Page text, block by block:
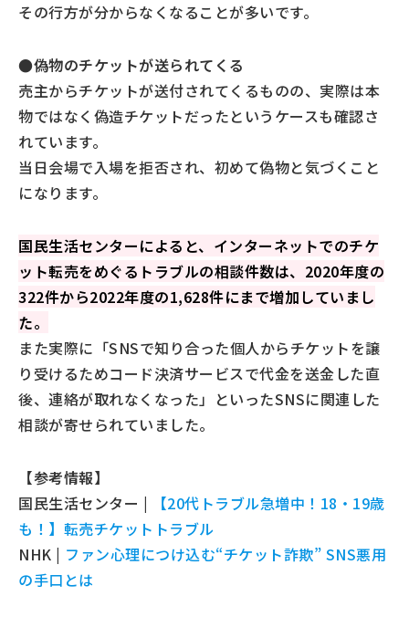
その行方が分からなくなることが多いです。
●偽物のチケットが送られてくる
売主からチケットが送付されてくるものの、実際は本
物ではなく偽造チケットだったというケースも確認さ
れています。
当日会場で入場を拒否され、初めて偽物と気づくこと
になります。
国民生活センターによると、インターネットでのチケ
ット転売をめぐるトラブルの相談件数は、2020年度の
322件から2022年度の1,628件にまで増加していまし
た。
また実際に「SNSで知り合った個人からチケットを譲
り受けるためコード決済サービスで代金を送金した直
後、連絡が取れなくなった」といったSNSに関連した
相談が寄せられていました。
【参考情報】
国民生活センター |
【20代トラブル急増中！18・19歳
も！】転売チケットトラブル
NHK | ファン心理につけ込む“チケット詐欺” SNS悪用
の手口とは